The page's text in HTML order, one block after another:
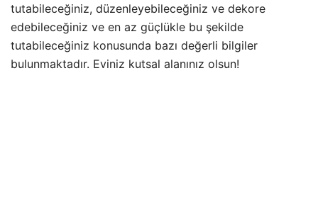
tutabileceğiniz, düzenleyebileceğiniz ve dekore
edebileceğiniz ve en az güçlükle bu şekilde
tutabileceğiniz konusunda bazı değerli bilgiler
bulunmaktadır. Eviniz kutsal alanınız olsun!